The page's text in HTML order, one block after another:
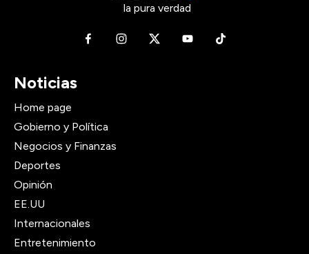
la pura verdad
Noticias
Home page
Gobierno y Política
Negocios y Finanzas
Deportes
Opinión
EE.UU
Internacionales
Entretenimiento